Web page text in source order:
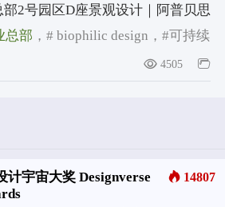
2号园区D座景观设计｜阿普贝思
总部 ，# biophilic design ，#可持续
4505
计宇宙大奖 Designverse
14807